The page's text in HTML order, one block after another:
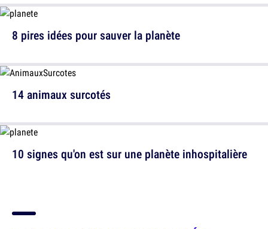
8 pires idées pour sauver la planète
10 signes qu'on est sur une planète inhospitalière
14 animaux surcotés